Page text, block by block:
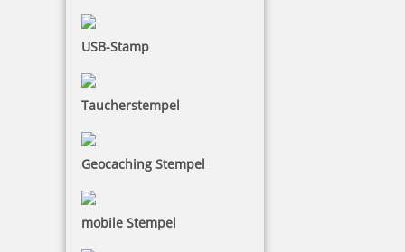
USB-Stamp
Taucherstempel
Geocaching Stempel
mobile Stempel
COLOP e-mark GO Schutzhülle violett